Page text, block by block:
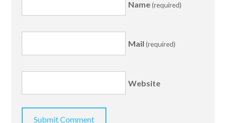
Name(required)
Mail (required)
Website